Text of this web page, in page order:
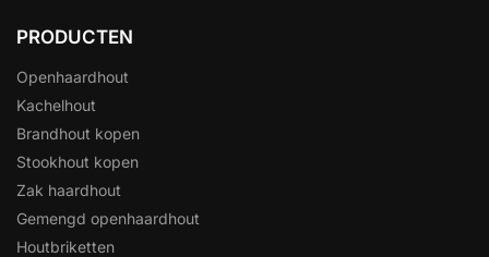
PRODUCTEN
Openhaardhout
Kachelhout
Brandhout kopen
Stookhout kopen
Zak haardhout
Gemengd openhaardhout
Houtbriketten